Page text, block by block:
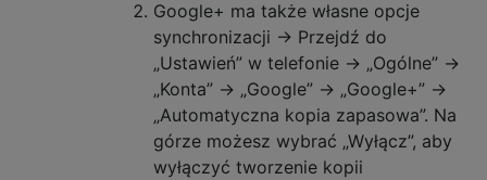
Google+ ma także własne opcje
synchronizacji -> Przejdź do
„Ustawień” w telefonie -> „Ogólne” ->
„Konta” -> „Google” -> „Google+” ->
„Automatyczna kopia zapasowa”. Na
górze możesz wybrać „Wyłącz”, aby
wyłączyć tworzenie kopii